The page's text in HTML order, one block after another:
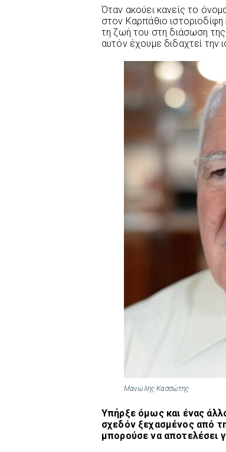
Όταν ακούει κανείς το
στον Καρπάθιο
τη ζωή του στη διάσωση
αυτόν έχουμε διδαχτεί την
Μανώλης Κασσώτης
Υπήρξε όμως και ένας
σχεδόν ξεχασμένος από
μπορούσε να αποτελέσει